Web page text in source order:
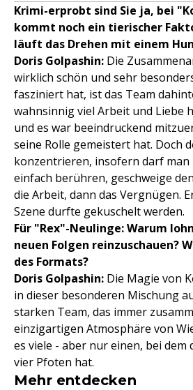
Krimi-erprobt sind Sie ja, bei
kommt noch ein tierischer
läuft das Drehen mit einem
Doris Golpashin: Die
wirklich schön und sehr
fasziniert hat, ist das Team
wahnsinnig viel Arbeit und Liebe
und es war beeindruckend
seine Rolle gemeistert hat. Doch
konzentrieren, insofern darf man
einfach berühren, geschweige
die Arbeit, dann das Vergnügen.
Szene durfte gekuschelt werden.
Für "Rex"-Neulinge: Warum
neuen Folgen reinzuschauen?
des Formats?
Doris Golpashin: Die Magie von
in dieser besonderen Mischung
starken Team, das immer
einzigartigen Atmosphäre von
es viele - aber nur einen, bei dem
vier Pfoten hat.
Mehr entdecken